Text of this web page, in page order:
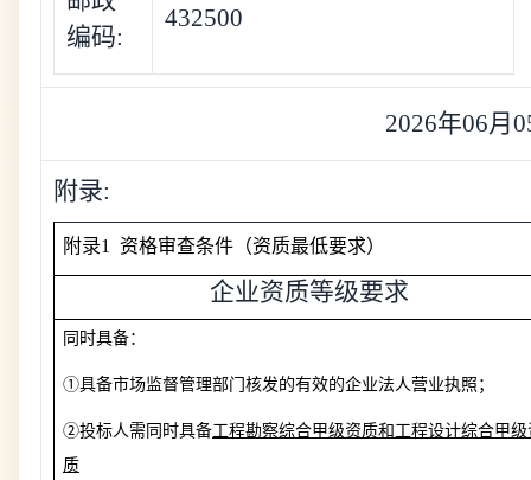
编码:
432500
2026年06月
附录:
附录1 资格审查条件（资质最低要求）
企业资质等级要求
同时具备：
①具备市场监督管理部门核发的有效的企业法人营业执照；
②投标人需同时具备工程勘察综合甲级资质和工程设计综合甲级
质